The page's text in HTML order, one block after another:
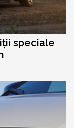
speciale